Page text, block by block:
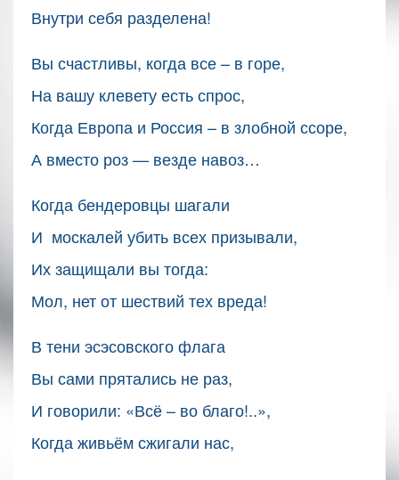
Внутри себя разделена!
Вы счастливы, когда все – в горе,
На вашу клевету есть спрос,
Когда Европа и Россия – в злобной ссоре,
А вместо роз — везде навоз…
Когда бендеровцы шагали
И москалей убить всех призывали,
Их защищали вы тогда:
Мол, нет от шествий тех вреда!
В тени эсэсовского флага
Вы сами прятались не раз,
И говорили: «Всё – во благо!..»,
Когда живьём сжигали нас,